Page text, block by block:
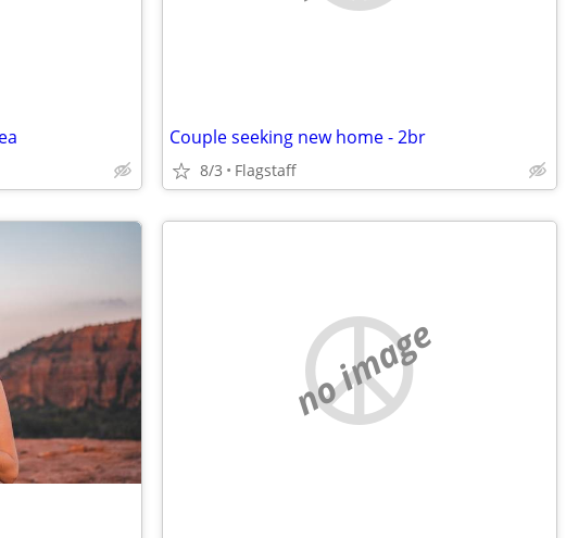
Couple seeking new home - 2br
8/3 Flagstaff
no image